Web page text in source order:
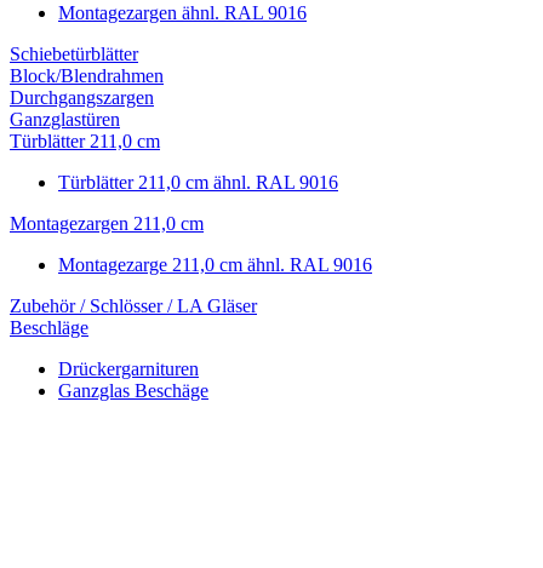
Montagezargen ähnl. RAL 9016
Schiebetürblätter
Block/Blendrahmen
Durchgangszargen
Ganzglastüren
Türblätter 211,0 cm
Türblätter 211,0 cm ähnl. RAL 9016
Montagezargen 211,0 cm
Montagezarge 211,0 cm ähnl. RAL 9016
Zubehör / Schlösser / LA Gläser
Beschläge
Drückergarnituren
Ganzglas Beschäge